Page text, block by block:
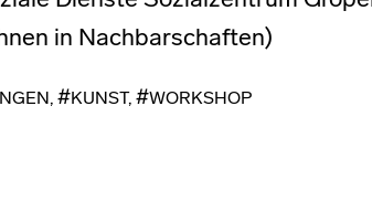
in Nachbarschaften)
, KUNST, WORKSHOP